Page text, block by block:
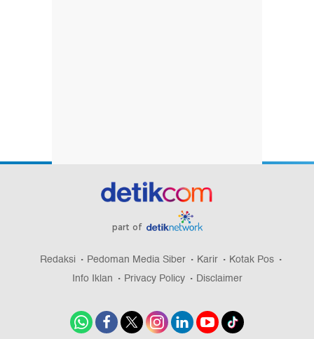
part of
Redaksi Pedoman Media Siber Karir
Kotak Pos
Info Iklan
Privacy Policy Disclaimer